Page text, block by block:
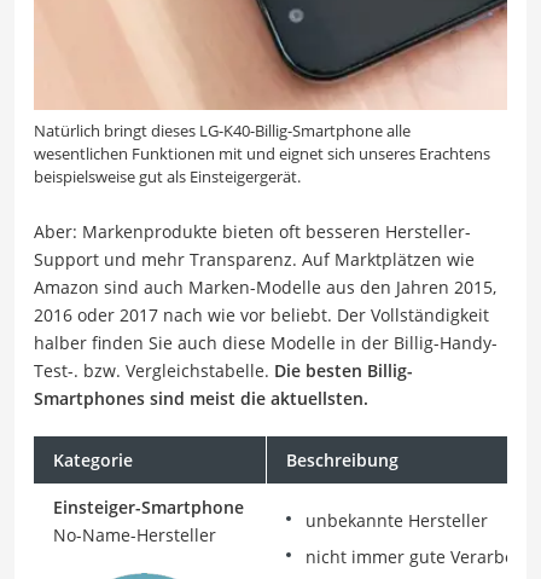
Natürlich bringt dieses LG-K40-Billig-Smartphone alle
wesentlichen Funktionen mit und eignet sich unseres Erachtens
beispielsweise gut als Einsteigergerät.
Aber: Markenprodukte bieten oft besseren Hersteller-
Support und mehr Transparenz. Auf Marktplätzen wie
Amazon sind auch Marken-Modelle aus den Jahren 2015,
2016 oder 2017 nach wie vor beliebt. Der Vollständigkeit
halber finden Sie auch diese Modelle in der Billig-Handy-
Test-. bzw. Vergleichstabelle. Die besten Billig-
Smartphones sind meist die aktuellsten.
Kategorie Beschreibung
Einsteiger-Smartphone
No-Name-Hersteller
unbekannte Hersteller
nicht immer gute